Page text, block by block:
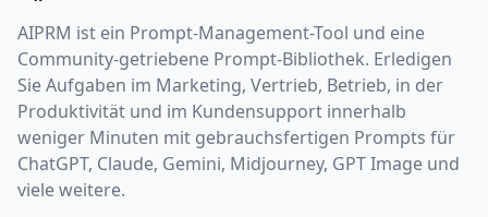
AIPRM ist ein Prompt-Management-Tool und eine
Community-getriebene Prompt-Bibliothek. Erledigen
Sie Aufgaben im Marketing, Vertrieb, Betrieb, in der
Produktivität und im Kundensupport innerhalb
weniger Minuten mit gebrauchsfertigen Prompts für
ChatGPT, Claude, Gemini, Midjourney, GPT Image und
viele weitere.